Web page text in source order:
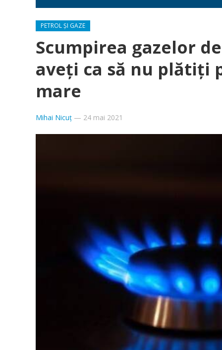
PETROL ȘI GAZE
Scumpirea gazelor
aveţi ca să nu plătiţi
mare
Mihai Nicuț — 24 mai 2021